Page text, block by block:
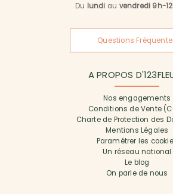
Du lundi au vendredi 9h-
Questions
A PROPOS
Nos engagements
Conditions de Vente
Charte de Protection des
Mentions Légales
Paramétrer les
Un réseau national
Le blog
On parle de nous